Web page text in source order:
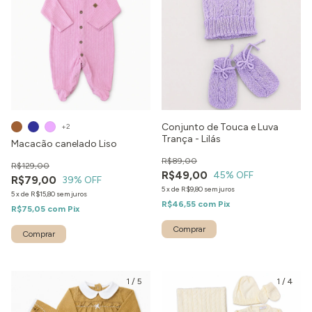
Macacão canelado Liso
R$79,00
R$129,00
39% OFF
5xde R$15,80 sem juros
R$75,05 com Pix
+2
Comprar
Conjunto de Touca e Luva
Trança - Lilás
R$49,00
R$89,00
45% OFF
5xde R$9,80 sem juros
R$46,55 com Pix
Comprar
1 / 5 1 / 4